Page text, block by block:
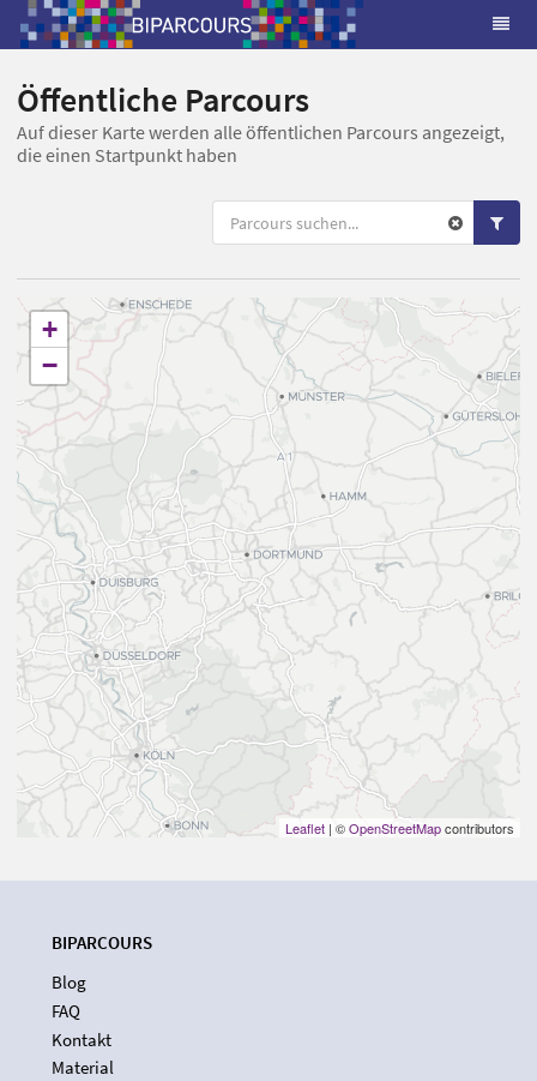
Öffentliche Parcours
Auf dieser Karte werden alle öffentlichen Parcours angezeigt,
die einen Startpunkt haben
+
−
Leaflet | ©OpenStreetMapcontributors
BIPARCOURS
Blog
FAQ
Kontakt
Material